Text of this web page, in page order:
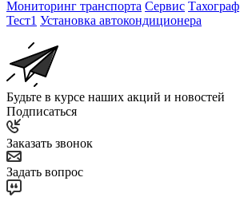
Мониторинг транспорта Сервис Тахограф
Тест1 Установка автокондиционера
Будьте в курсе наших акций и новостей
Подписаться
Заказать звонок
Задать вопрос